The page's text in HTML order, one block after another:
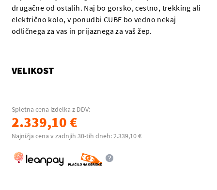
drugačne od ostalih. Naj bo gorsko, cestno, trekking ali
električno kolo, v ponudbi CUBE bo vedno nekaj
odličnega za vas in prijaznega za vaš žep.
VELIKOST
Spletna cena izdelka z DDV:
2.339,10 €
Najnižja cena v zadnjih 30-tih dneh: 2.339,10 €